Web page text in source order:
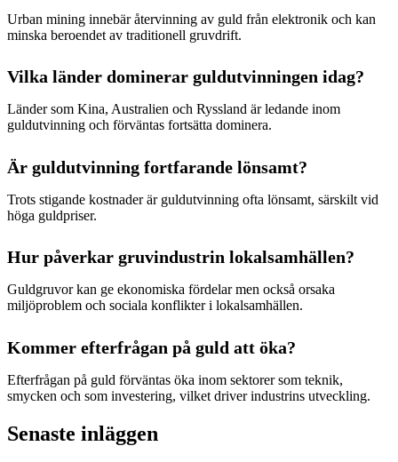
Urban mining innebär återvinning av guld från elektronik och kan
minska beroendet av traditionell gruvdrift.
Vilka länder dominerar guldutvinningen idag?
Länder som Kina, Australien och Ryssland är ledande inom
guldutvinning och förväntas fortsätta dominera.
Är guldutvinning fortfarande lönsamt?
Trots stigande kostnader är guldutvinning ofta lönsamt, särskilt vid
höga guldpriser.
Hur påverkar gruvindustrin lokalsamhällen?
Guldgruvor kan ge ekonomiska fördelar men också orsaka
miljöproblem och sociala konflikter i lokalsamhällen.
Kommer efterfrågan på guld att öka?
Efterfrågan på guld förväntas öka inom sektorer som teknik,
smycken och som investering, vilket driver industrins utveckling.
Senaste inläggen